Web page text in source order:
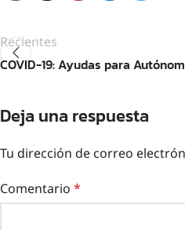
Recientes
COVID-19: Ayudas para
Deja una respuesta
Tu dirección de correo
Comentario *